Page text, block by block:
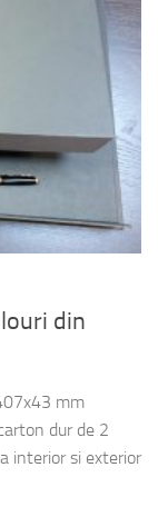
din
mm
dur de 2
interior si exterior